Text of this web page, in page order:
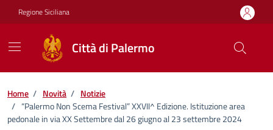
Vai ai contenuti
Vai al footer
Regione Siciliana
Città di Palermo
Home / Novità / Notizie
/ “Palermo Non Scema Festival” XXVII^ Edizione. Istituzione area
pedonale in via XX Settembre dal 26 giugno al 23 settembre 2024